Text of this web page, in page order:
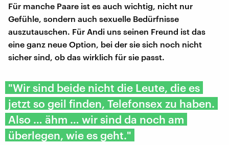
Für manche Paare ist es auch wichtig, nicht nur
Gefühle, sondern auch sexuelle Bedürfnisse
auszutauschen. Für Andi uns seinen Freund ist das
eine ganz neue Option, bei der sie sich noch nicht
sicher sind, ob das wirklich für sie passt.
"Wir sind beide nicht die Leute, die es
jetzt so geil finden, Telefonsex zu haben.
Also … ähm … wir sind da noch am
überlegen, wie es geht."